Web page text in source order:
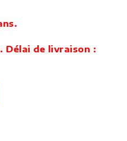
Délai de livraison :